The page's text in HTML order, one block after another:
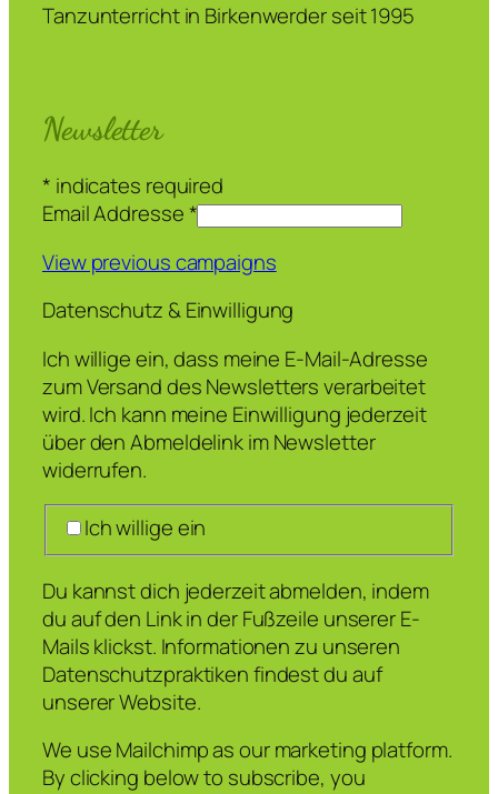
Tanzunterricht in Birkenwerder seit 1995
Newsletter
* indicates required
Email Addresse*
View previous campaigns
Datenschutz & Einwilligung
Ich willige ein, dass meine E-Mail-Adresse
zum Versand des Newsletters verarbeitet
wird. Ich kann meine Einwilligung jederzeit
über den Abmeldelink im Newsletter
widerrufen.
Ich willige ein
Du kannst dich jederzeit abmelden, indem
du auf den Link in der Fußzeile unserer E-
Mails klickst. Informationen zu unseren
Datenschutzpraktiken findest du auf
unserer Website.
We use Mailchimp as our marketing platform.
By clicking below to subscribe, you